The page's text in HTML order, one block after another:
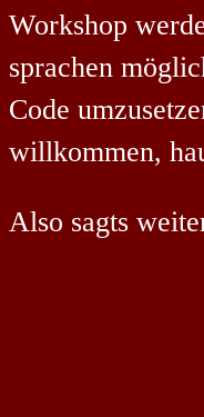
Workshop
sprachen
Code
willkommen,
Also sagts